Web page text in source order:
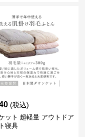
(税込)
ット 超軽量 アウトドア
寝具